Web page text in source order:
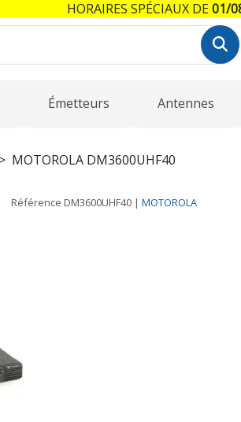
Émetteurs Antennes
MOTOROLA DM3600UHF40
Référence DM3600UHF40 | MOTOROLA
HORAIRES SPÉCIAUX DE01/